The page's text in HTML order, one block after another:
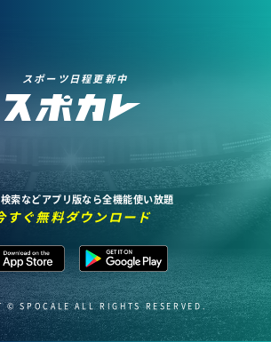
スポーツ日程更新中
索などアプリ版なら全機能使い放題
すぐ無料ダウンロード
© SPOCALE ALL RIGHTS RESERVED.